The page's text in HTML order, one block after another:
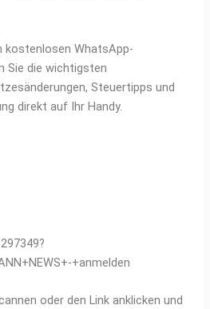
kostenlosen WhatsApp-
Sie die wichtigsten
Steuertipps und
direkt auf Ihr Handy.
+anmelden
oder den Link anklicken und